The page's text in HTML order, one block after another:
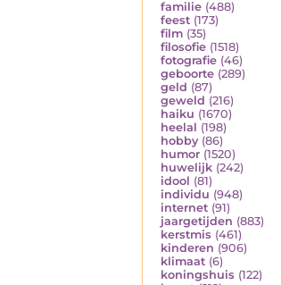
familie (488)
feest (173)
film (35)
filosofie (1518)
fotografie (46)
geboorte (289)
geld (87)
geweld (216)
haiku (1670)
heelal (198)
hobby (86)
humor (1520)
huwelijk (242)
idool (81)
individu (948)
internet (91)
jaargetijden (883)
kerstmis (461)
kinderen (906)
klimaat (6)
koningshuis (122)